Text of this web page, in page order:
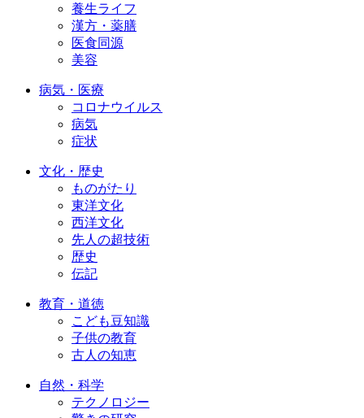
養生ライフ
漢方・薬膳
医食同源
美容
病気・医療
コロナウイルス
病気
症状
文化・歴史
ものがたり
東洋文化
西洋文化
先人の超技術
歴史
伝記
教育・道徳
こども豆知識
子供の教育
古人の知恵
自然・科学
テクノロジー